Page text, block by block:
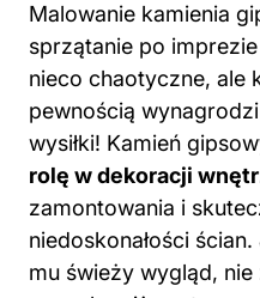
Malowanie kamienia
sprzątanie po
nieco chaotyczne, ale
pewnością
wysiłki! Kamień
rolę w dekoracji
zamontowania i
niedoskonałości
mu świeży wygląd,